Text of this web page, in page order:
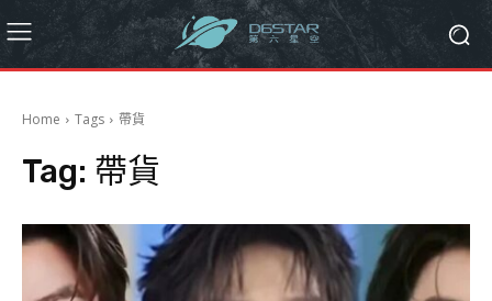
Home Tags 帶貨
Tag: 帶貨